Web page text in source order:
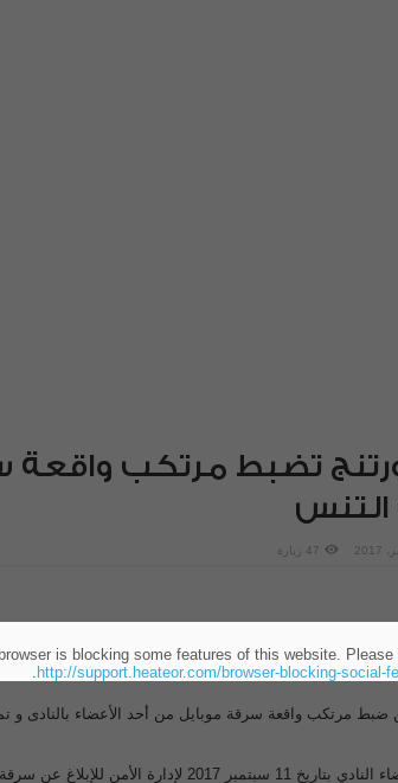
تضبط مرتكب واقعة
التنس
47 زيارة
ضبط مرتكب واقعة سرقة موبايل من أحد الأعضاء بالنادى و
حيث جاءت تفاصيل الواقعة بتوجه أحد أعضاء النادي بتاريخ 11 سبتمبر 2017 لإدارة الأمن
is blocking some features of this website.
http://support.heateor.com/browser-blocking-social-